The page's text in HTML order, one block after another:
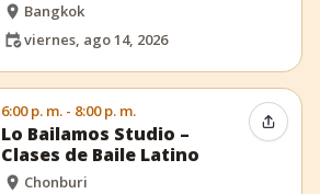
Bangkok
viernes, ago 14, 2026
6:00 p. m. - 8:00 p. m.
Lo Bailamos Studio –
Clases de Baile Latino
Chonburi